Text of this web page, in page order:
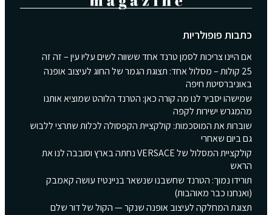
כתבות פופולריות
אם היינו צריכות לסמן טרנד אחד ששווה לשים עליו עין – זה זה
25 קולות – מסלול אחד: תצוגת הגמר של החוג לעיצוב אופנה
באוניברסיטת חיפה
שמישהו יסביר לנו מה קורה כאן: הטרנד הלוהט שמוציא אותנו
מהמגרש ישירות לקפה
שוברות את המוסכמות: קולקציית הקפסולה לכלות שתרצי ללבוש
גם ביום שאחרי
קולקציית המסלול של VERSACE נחתה בארץ וסובבה לנו את
הראש
תורידו נמוך: הטרנד שחשבנו שנשאר בניינטיז עושה קאמבק
(ואנחנו כבר מאוהבות)
תצוגת המחלקה לעיצוב אופנה שנקר — הקול של דור שלם